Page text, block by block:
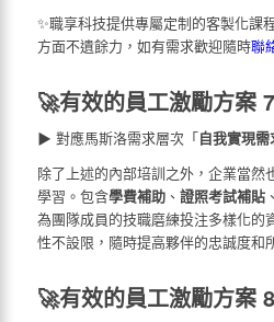
✨職享科技提供專屬定制的客製化課
方面不遺餘力，如有需求歡迎隨時聯
🚀有效的員工激勵方案
▶ 對應馬斯洛需求層次「自我實現需
除了上述的內部培訓之外，企業當然
學習。包含學費補助、 證照考試補貼、
為團隊成員的技職磨練投注多樣化的
性不設限，隨時提高夥伴的忠誠度和
🚀有效的員工激勵方案